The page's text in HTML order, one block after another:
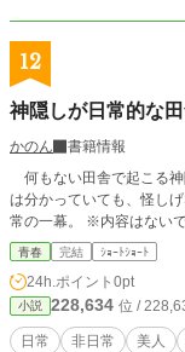
12
神隠しが日常的な
かのん
書籍情報
何もない田舎で起こる
は分かっていても、怪し
常の一幕。 ※内容
青春 完結 ｼｮｰﾄｼｮｰﾄ
24h.ポイント 0pt
小説 228,634 位 /
日常 非日常 美人